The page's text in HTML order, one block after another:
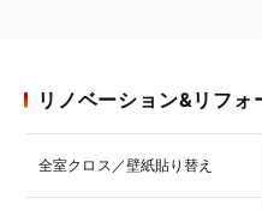
リノベーション&リフォ
全室クロス／壁紙貼り替え